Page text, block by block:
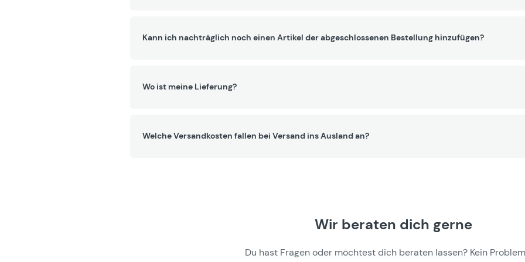
Kann ich nachträglich noch einen Artikel der abgeschlossenen Bestellung hinzufügen?
Wo ist meine Lieferung?
Welche Versandkosten fallen bei Versand ins Ausland an?
Wir beraten dich gerne
Du hast Fragen oder möchtest dich beraten lassen? Kein